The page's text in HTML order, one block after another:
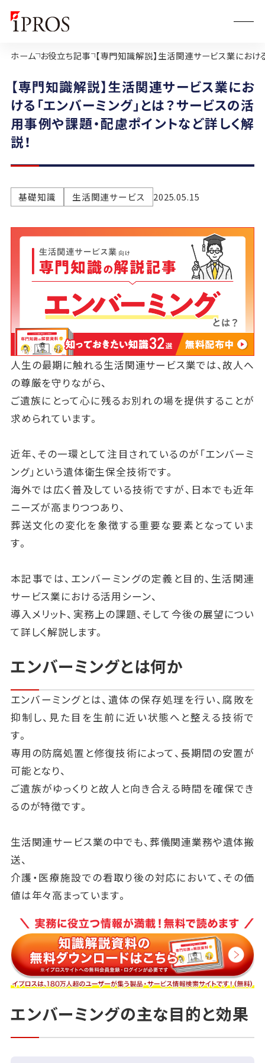
ホーム お役立ち記事 【専門知識解説】生活関連サービス業におけ
【専門知識解説】生活関連サービス業にお
ける「エンバーミング」とは？サービスの活
用事例や課題・配慮ポイントなど詳しく解
説！
基礎知識 生活関連サービス 2025.05.15
人生の最期に触れる生活関連サービス業では、故人へ
の尊厳を守りながら、
ご遺族にとって心に残るお別れの場を提供することが
求められています。
近年、その一環として注目されているのが「エンバーミ
ング」という遺体衛生保全技術です。
海外では広く普及している技術ですが、日本でも近年
ニーズが高まりつつあり、
葬送文化の変化を象徴する重要な要素となっていま
す。
本記事では、エンバーミングの定義と目的、生活関連
サービス業における活用シーン、
導入メリット、実務上の課題、そして今後の展望につい
て詳しく解説します。
エンバーミングとは何か
エンバーミングとは、遺体の保存処理を行い、腐敗を
抑制し、見た目を生前に近い状態へと整える技術で
す。
専用の防腐処置と修復技術によって、長期間の安置が
可能となり、
ご遺族がゆっくりと故人と向き合える時間を確保でき
るのが特徴です。
生活関連サービス業の中でも、葬儀関連業務や遺体搬
送、
介護・医療施設での看取り後の対応において、その価
値は年々高まっています。
エンバーミングの主な目的と効果